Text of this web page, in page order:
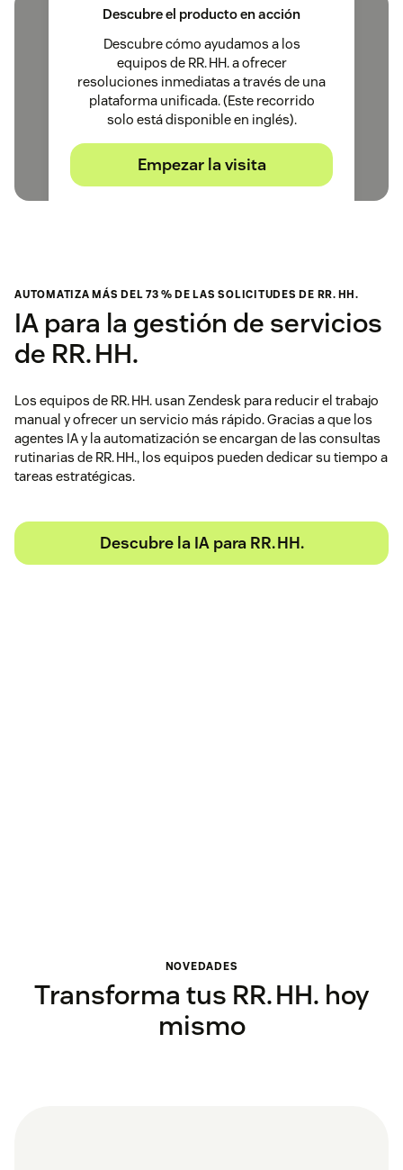
Descubre el producto en acción
Descubre cómo ayudamos a los
equipos de RR. HH. a ofrecer
resoluciones inmediatas a través de una
plataforma unificada. (Este recorrido
solo está disponible en inglés).
Empezar la visita
AUTOMATIZA MÁS DEL 73 % DE LAS SOLICITUDES DE RR. HH.
IA para la gestión de servicios
de RR. HH.
Los equipos de RR. HH. usan Zendesk para reducir el trabajo
manual y ofrecer un servicio más rápido. Gracias a que los
agentes IA y la automatización se encargan de las consultas
rutinarias de RR. HH., los equipos pueden dedicar su tiempo a
tareas estratégicas.
Descubre la IA para RR. HH.
NOVEDADES
Transforma tus RR. HH. hoy
mismo